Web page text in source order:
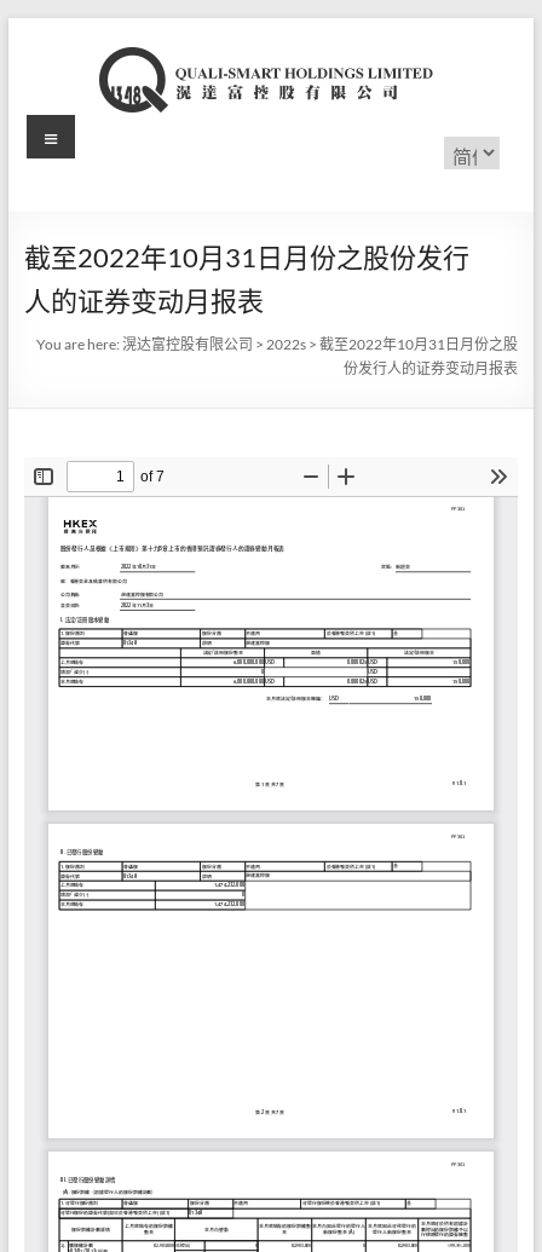
滉
富
控
股
公
选
择
Menu
截至2022年10月31日月份之股份发行
人的证券变动月报表
You are here:滉达富控股有限公司 >2022s >截至2022年10月31日月份之股
份发行人的证券变动月报表